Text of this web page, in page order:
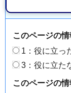
このページの
1：役に立っ
3：役に立た
このページの